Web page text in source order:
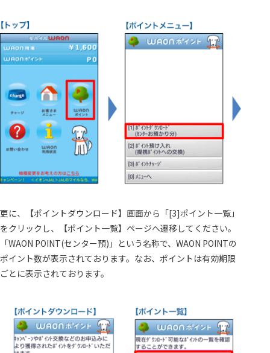
更に、【ポイントダウンロード】画面から「[3]ポイント一覧」
をクリックし、【ポイント一覧】ページへ遷移してください。
「WAON POINT(センター預)」という名称で、WAON POINTの
ポイント数が表示されております。なお、ポイントは有効期限
ごとに表示されております。